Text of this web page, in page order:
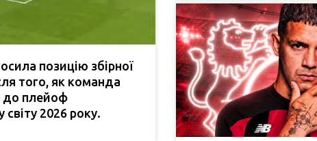
позицію збірної
того, як команда
до плейоф
світу 2026 року.